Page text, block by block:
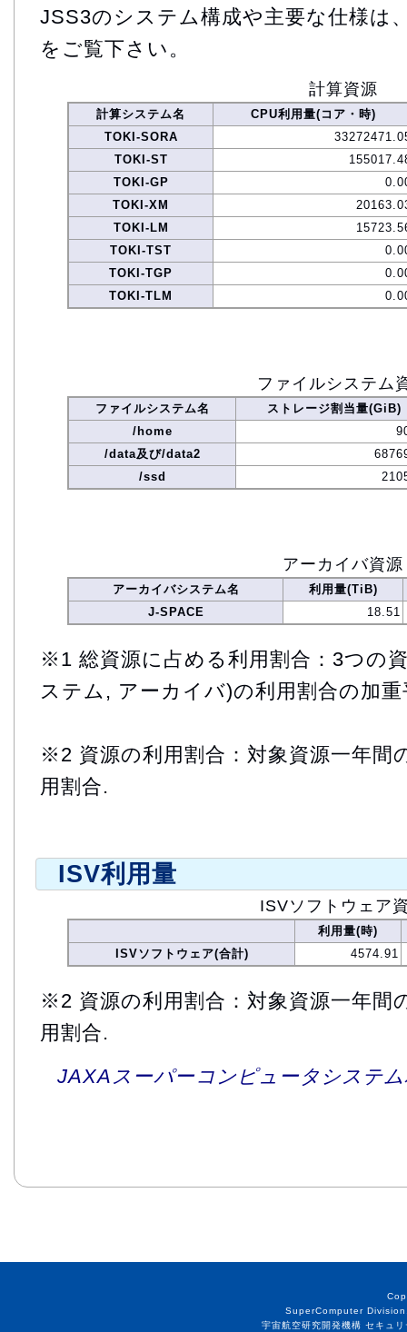
JSS3のシステム構成や主要な仕様は
をご覧下さい。
計算資源
計算システム名
CPU利用量(コア・時)
TOKI-SORA
TOKI-ST
TOKI-GP
TOKI-XM
TOKI-LM
TOKI-TST
TOKI-TGP
TOKI-TLM
ファイルシステム
ファイルシステム名
ストレージ割当量(GiB)
/home
/data及び/data2
/ssd
アーカイバ資源
アーカイバシステム名
利用量(TiB)
J-SPACE
18.51
※1 総資源に占める利用割合：3つの
ステム, アーカイバ)の利用割合の加重
※2 資源の利用割合：対象資源一年間
用割合.
ISV利用量
ISVソフトウェア
利用量(時)
ISVソフトウェア(合計)
4574.91
※2 資源の利用割合：対象資源一年間
用割合.
JAXAスーパーコンピュータシステ
SuperComputer
宇宙航空研究開発機構 セキュ